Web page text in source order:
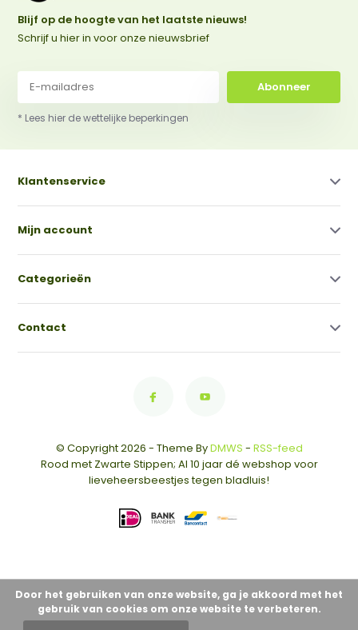
Blijf op de hoogte van het laatste nieuws!
Schrijf u hier in voor onze nieuwsbrief
Abonneer
* Lees hier de wettelijke beperkingen
Klantenservice
Mijn account
Categorieën
Contact
© Copyright 2026 - Theme ByDMWS - RSS-feed
Rood met Zwarte Stippen; Al 10 jaar dé webshop voor
lieveheersbeestjes tegen bladluis!
Door het gebruiken van onze website, ga je akkoord met het
gebruik van cookies om onze website te verbeteren.